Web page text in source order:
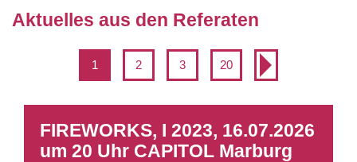
Aktuelles aus den Referaten
1 2 3 20
FIREWORKS, I 2023, 16.07.2026
um 20 Uhr CAPITOL Marburg